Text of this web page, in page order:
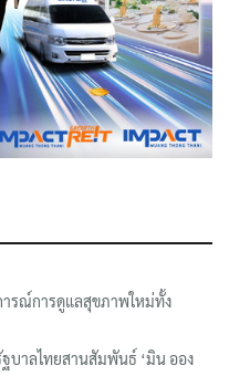
รณ์การดูแลสุขภาพใหม่ทั้ง
บาลไทยสานสัมพันธ์ ‘มิน ออง